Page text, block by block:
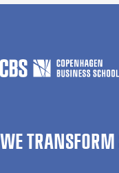
WE TRANSFORM